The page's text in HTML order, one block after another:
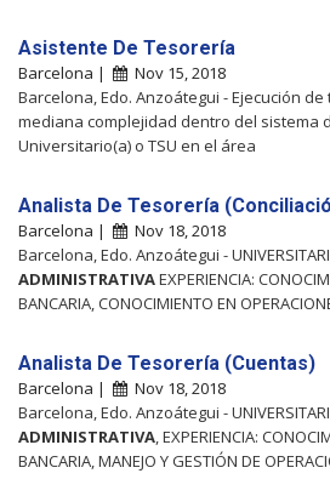
Asistente De Tesorería
Barcelona |
Nov 15, 2018
Barcelona, Edo. Anzoátegui - Ejecución
mediana complejidad dentro del sistema
Universitario(a) o TSU en el área
Analista De Tesorería
Barcelona |
Nov 18, 2018
Barcelona, Edo. Anzoátegui -
ADMINISTRATIVAEXPERIENCIA:
BANCARIA, CONOCIMIENTO EN
Analista De Tesorería (Cuentas)
Barcelona |
Nov 18, 2018
Barcelona, Edo. Anzoátegui -
ADMINISTRATIVA , EXPERIENCIA:
BANCARIA, MANEJO Y GESTIÓN DE